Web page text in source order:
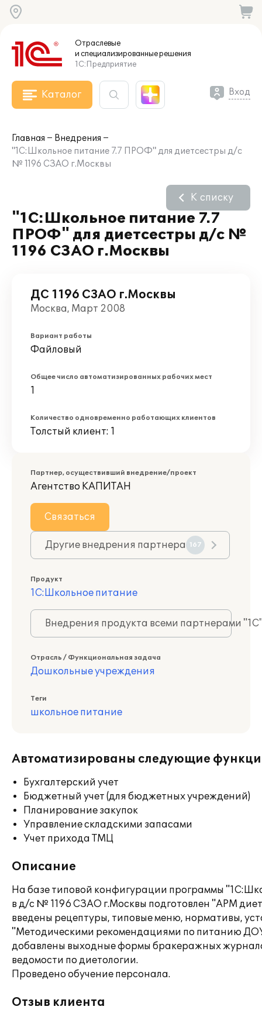
Отраслевые
и специализированныерешения
1С:Предприятие
Каталог Вход
Главная
Внедрения
"1С:Школьное питание 7.7 ПРОФ" для диетсестры д/с
№ 1196 СЗАО г.Москвы
"1С:Школьное питание 7.7
ПРОФ" для диетсестры д/с №
1196 СЗАО г.Москвы
К списку
ДС 1196 СЗАО г.Москвы
Москва, Март 2008
Вариант работы
Файловый
Общее число автоматизированных рабочих мест
1
Количество одновременно работающих клиентов
Толстый клиент: 1
Партнер, осуществивший внедрение/проект
Агентство КАПИТАН
Связаться
Другие внедрения партнера 167
Продукт
1С:Школьное питание
Внедрения продукта всеми партнерами
Отрасль / Функциональная задача
Дошкольные учреждения
Теги
школьное питание
Автоматизированы следующие
Бухгалтерский учет
Бюджетный учет (для бюджетных учреждений)
Планирование закупок
Управление складскими запасами
Учет прихода ТМЦ
Описание
На базе типовой конфигурации программы
в д/с № 1196 СЗАО г.Москвы подготовлен "АРМ
введены рецептуры, типовые меню, нормативы,
"Методическими рекомендациями по питанию
добавлены выходные формы бракеражных
ведомости по диетологии.
Проведено обучение персонала.
Отзыв клиента